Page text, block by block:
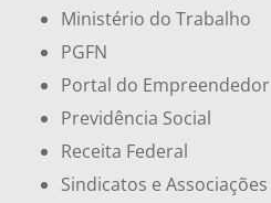
Ministério do Trabalho
PGFN
Portal do Empreendedor
Previdência Social
Receita Federal
Sindicatos e Associações